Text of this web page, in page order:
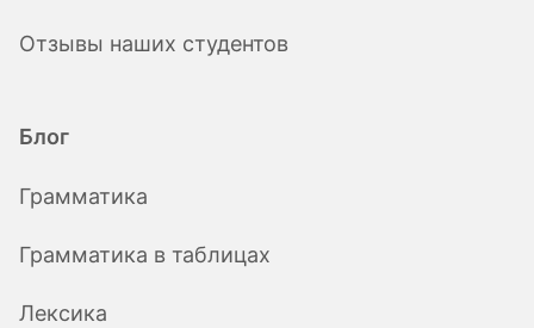
Отзывы наших студентов
Блог
Грамматика
Грамматика в таблицах
Лексика